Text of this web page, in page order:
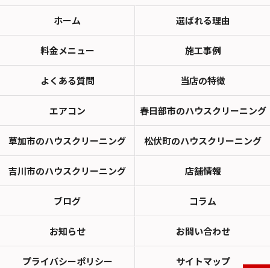
ホーム 選ばれる理由
料金メニュー 施工事例
よくある質問 当店の特徴
エアコン 春日部市のハウスクリーニング
草加市のハウスクリーニング 松伏町のハウスクリーニング
吉川市のハウスクリーニング 店舗情報
ブログ コラム
お知らせ お問い合わせ
プライバシーポリシー サイトマップ